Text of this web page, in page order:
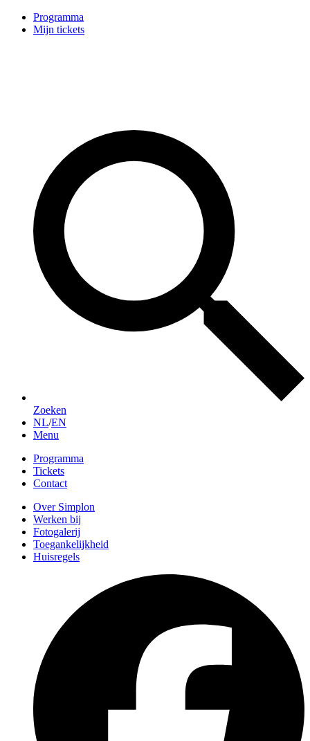
Programma
Mijn tickets
Zoeken
NL/EN
Menu
Programma
Tickets
Contact
Over Simplon
Werken bij
Fotogalerij
Toegankelijkheid
Huisregels